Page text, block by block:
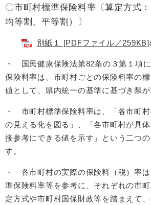
〇市町村標準保険料率〔算定方式：
均等割、平等割）〕
別紙１ [PDFファイル／259KB]
・ 国民健康保険法第82条の３第１項
保険料率は、市町村ごとの保険料率の
値として、県内統一の基準に基づき県が
・ 市町村標準保険料率は、「各市町
の見える化を図る」、「各市町村が具
接参考にできる値を示す」という二つ
す。
・ 各市町村の実際の保険料（税）率
準保険料率等を参考に、それぞれの市
定方式や市町村国保財政等を踏まえて